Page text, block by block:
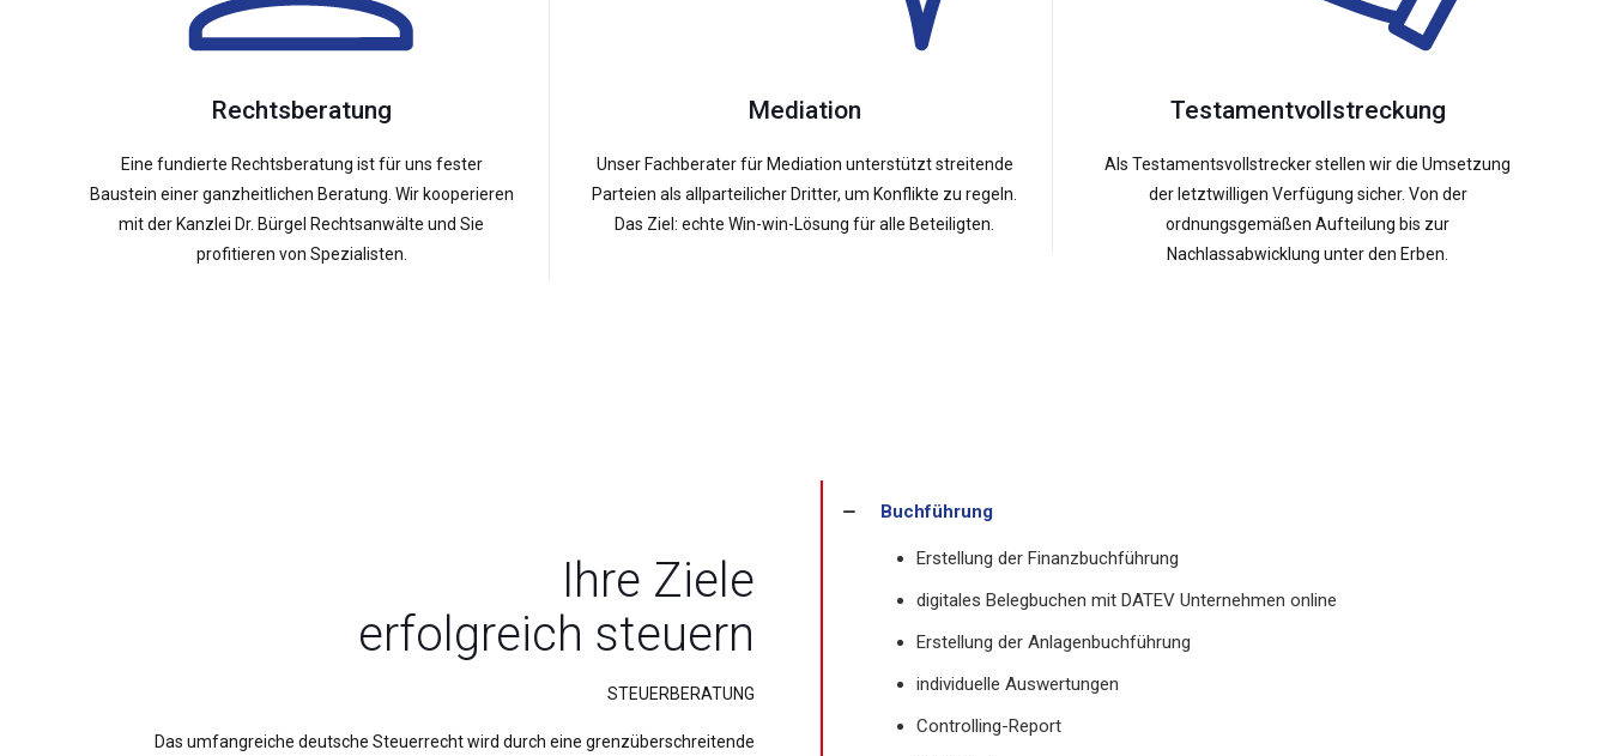
Rechtsberatung
Eine fundierte Rechtsberatung ist für uns fester
Baustein einer ganzheitlichen Beratung. Wir kooperieren
mit der Kanzlei Dr. Bürgel Rechtsanwälte und Sie
profitieren von Spezialisten.
Mediation
Unser Fachberater für Mediation unterstützt streitende
Parteien als allparteilicher Dritter, um Konflikte zu regeln.
Das Ziel: echte Win-win-Lösung für alle Beteiligten.
Testamentvollstreckung
Als Testamentsvollstrecker stellen wir die Umsetzung
der letztwilligen Verfügung sicher. Von der
ordnungsgemäßen Aufteilung bis zur
Nachlassabwicklung unter den Erben.
Ihre Ziele
erfolgreich steuern
STEUERBERATUNG
Das umfangreiche deutsche Steuerrecht wird durch eine grenzüberschreitende
Buchführung
Erstellung der Finanzbuchführung
digitales Belegbuchen mit DATEV Unternehmen online
Erstellung der Anlagenbuchführung
individuelle Auswertungen
Controlling-Report